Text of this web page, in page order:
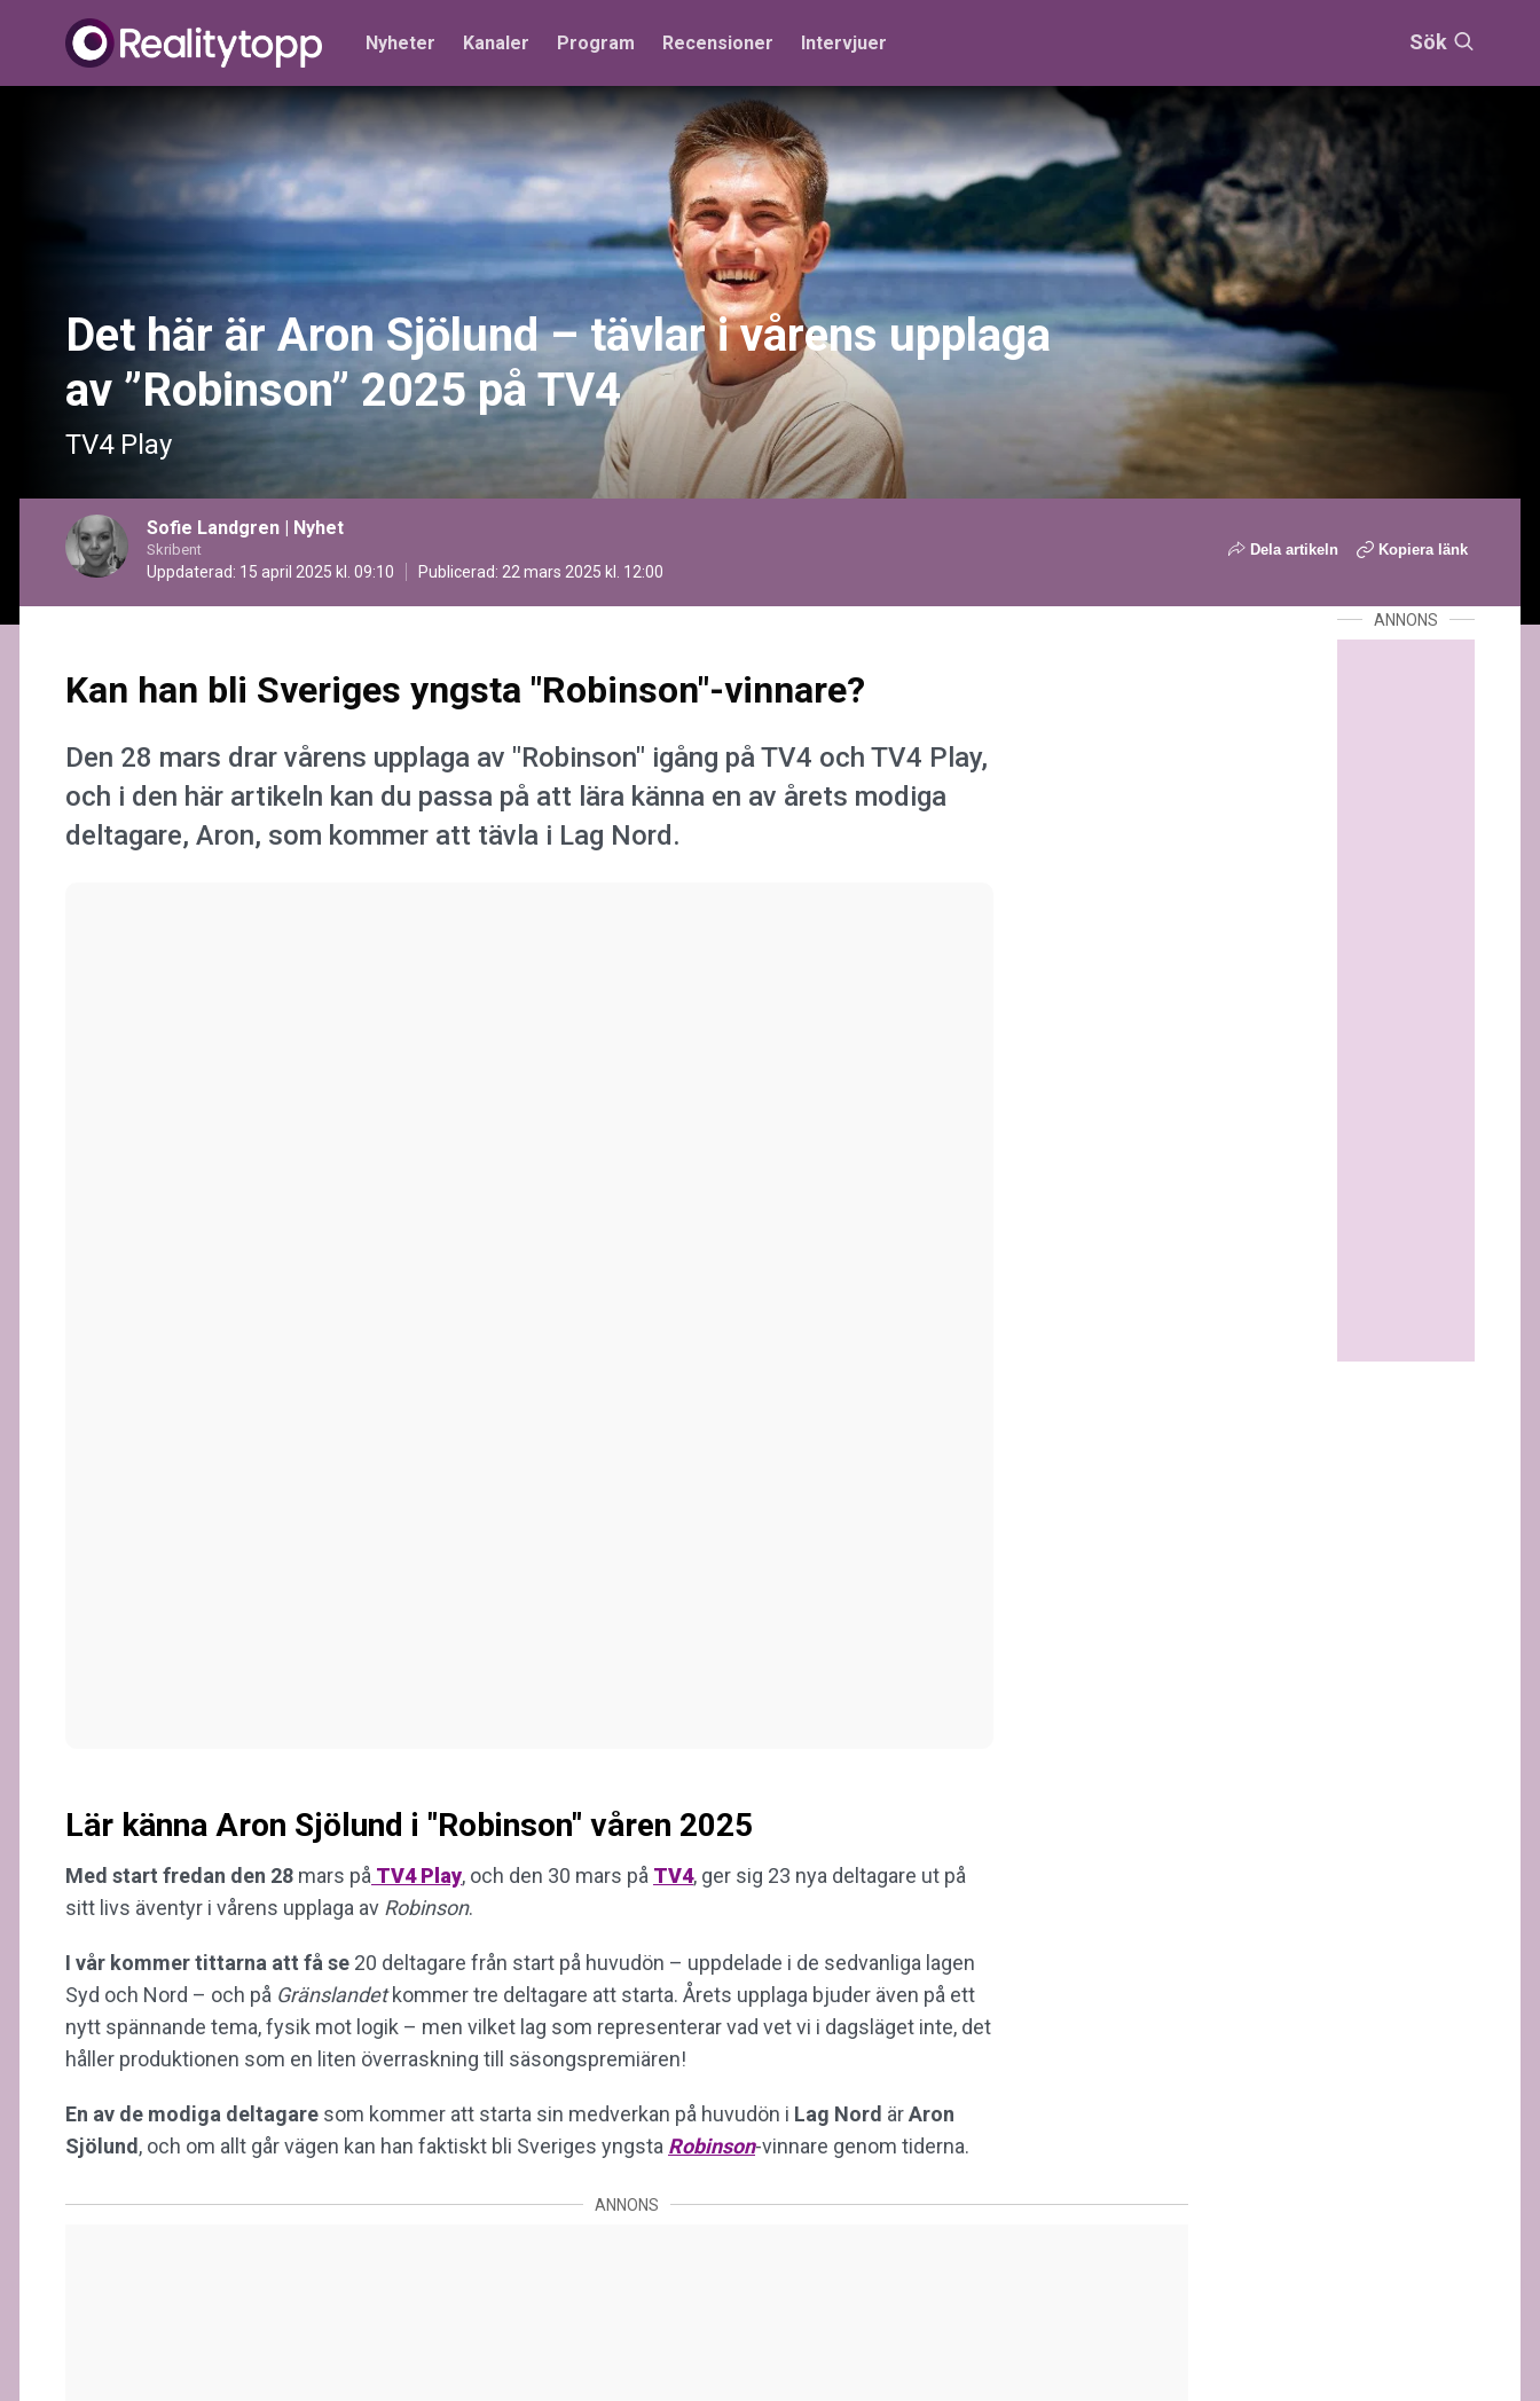
Nyheter Kanaler Program Recensioner Intervjuer Sök
Det här är Aron Sjölund – tävlar i vårens upplaga
av ”Robinson” 2025 på TV4
TV4 Play
Sofie Landgren | Nyhet
Skribent
Uppdaterad: 15 april 2025 kl. 09:10 Publicerad: 22 mars 2025 kl. 12:00
Dela artikeln Kopiera länk
Kan han bli Sveriges yngsta "Robinson"-vinnare?
Den 28 mars drar vårens upplaga av "Robinson" igång på TV4 och TV4 Play,
och i den här artikeln kan du passa på att lära känna en av årets modiga
deltagare, Aron, som kommer att tävla i Lag Nord.
Lär känna Aron Sjölund i "Robinson" våren 2025
Med start fredan den 28 mars på TV4 Play, och den 30 mars på TV4, ger sig 23 nya deltagare ut på
sitt livs äventyr i vårens upplaga av Robinson.
I vår kommer tittarna att få se 20 deltagare från start på huvudön – uppdelade i de sedvanliga lagen
Syd och Nord – och på Gränslandetkommer tre deltagare att starta. Årets upplaga bjuder även på ett
nytt spännande tema, fysik mot logik – men vilket lag som representerar vad vet vi i dagsläget inte, det
håller produktionen som en liten överraskning till säsongspremiären!
En av de modiga deltagare som kommer att starta sin medverkan på huvudön i Lag Nord ärAron
Sjölund , och om allt går vägen kan han faktiskt bli Sveriges yngsta Robinson-vinnare genom tiderna.
ANNONS
ANNONS